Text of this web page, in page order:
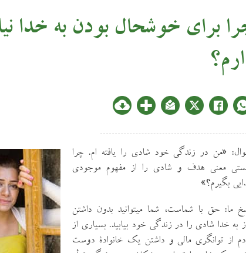
براي خوشحال بودن به خدا
«من در زندگي خود شادي را يافته ام. چرا
معني هدف و شادي را از مفهوم موجودي
بگيرم؟»
ما: حق با شماست، شما ميتوانيد بدون داشتن
به خدا شادي را در زندگي خود بيابيد. بسياري از
از توانگري مالي و داشتن يك خانوادة دوست